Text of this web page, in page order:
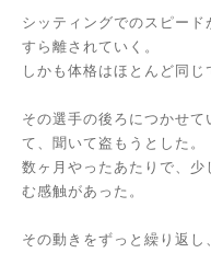
シッティングでのスピー
すら離されていく。
しかも体格はほとんど同じ
その選手の後ろにつかせ
て、聞いて盗もうとした。
数ヶ月やったあたりで、
む感触があった。
その動きをずっと繰り返